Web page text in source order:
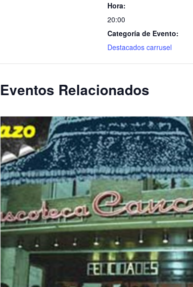
Hora:
20:00
Categoría de Evento:
Destacados carrusel
Eventos Relacionados